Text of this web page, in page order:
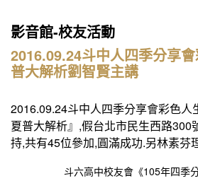
影音館-校友活動
2016.09.24斗中人四季分享
普大解析劉智賢主講
2016.09.24斗中人四季分享會彩色
夏普大解析』,假台北市民生西路
持,共有45位參加,圓滿成功.另林素芬
斗六高中校友會《105年四季